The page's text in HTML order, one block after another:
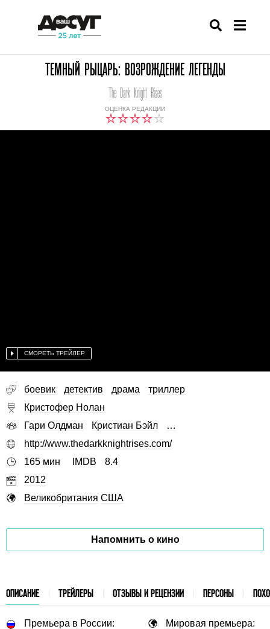
ТЕМНЫЙ РЫЦАРЬ: ВОЗРОЖДЕНИЕ ЛЕГЕНДЫ
ОЦЕНКА РЕДАКЦИИ
The Dark Knight Rises
СМОРЕТЬ ТРЕЙЛЕР
боевик детектив драма
триллер
Кристофер Нолан
Гари Олдман
Кристиан Бэйл
…
http://www.thedarkknightrises.com/
165 мин
IMDB
8.4
2012
Великобритания США
Напомнить о кино
ОПИСАНИЕ ТРЕЙЛЕРЫ ОТЗЫВЫ И РЕЦЕНЗИИ ПЕРСОНЫ
Премьера в России:
Мировая премьера: